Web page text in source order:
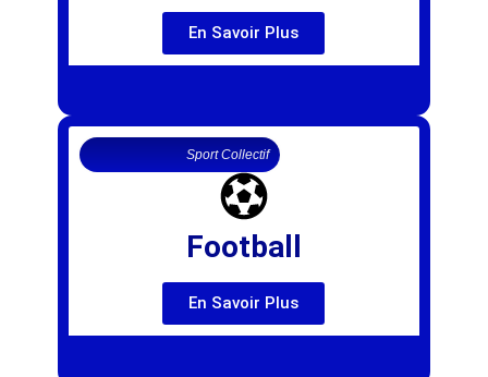
En Savoir Plus
Sport Collectif
Football
En Savoir Plus